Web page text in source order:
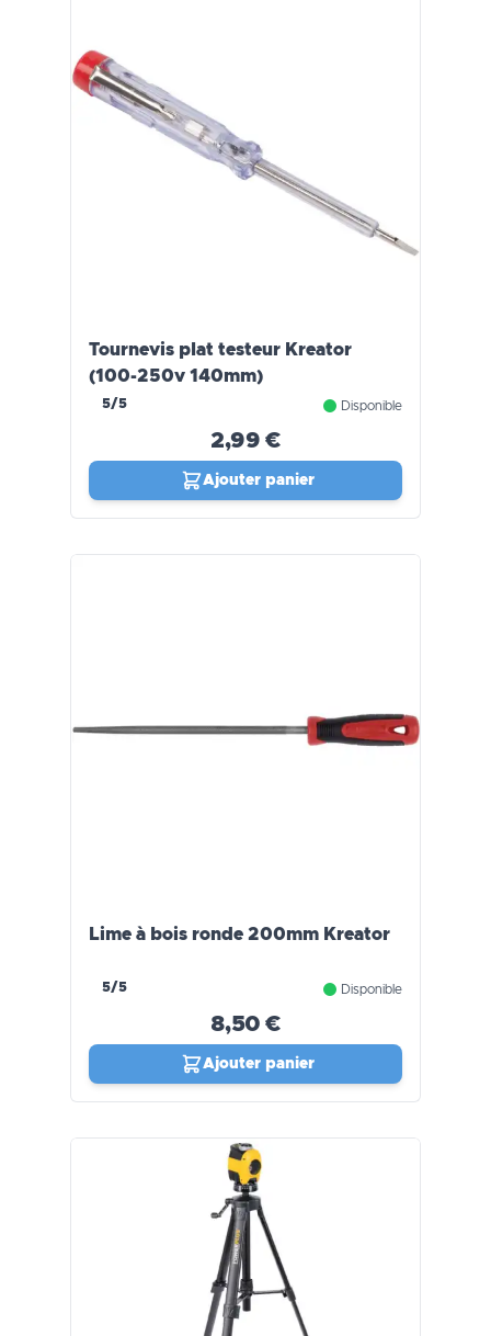
Tournevis plat testeur Kreator
(100-250v 140mm)
5/5 Disponible
2,99 €
Ajouter panier
Lime à bois ronde 200mm Kreator
5/5 Disponible
8,50 €
Ajouter panier